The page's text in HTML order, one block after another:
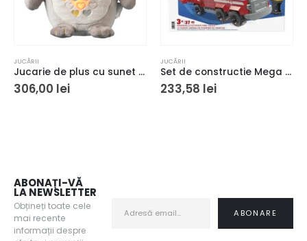
JUCĂRII
Jucarie de plus cu sunet si lumina The Gro Company, Reincarcabil, Forma de bufnita, Multicolor
306,00 lei
JUCĂRII
Set de constructie Mega Paw Patrol Marshall Super Camion de Pompieri 33 piese si 2 figurine 3+ ani
233,58 lei
ABONAȚI-VĂ
LA NEWSLETTER
Obțineți toate cele
mai recente
informații despre